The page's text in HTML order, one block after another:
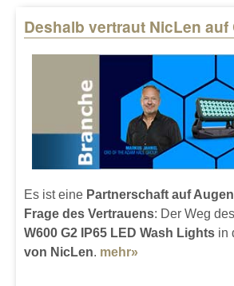
Deshalb vertraut NicLen auf
Es ist eine Partnerschaft auf
Frage des Vertrauens: Der Weg des
W600 G2 IP65 LED Wash Lights in
von NicLen. mehr»
Pages